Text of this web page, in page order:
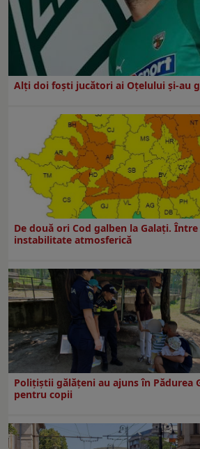
Alți doi foști jucători ai Oțelului și-au
De două ori Cod galben la Galaţi. Între
instabilitate atmosferică
Polițiștii gălățeni au ajuns în Pădurea
pentru copii